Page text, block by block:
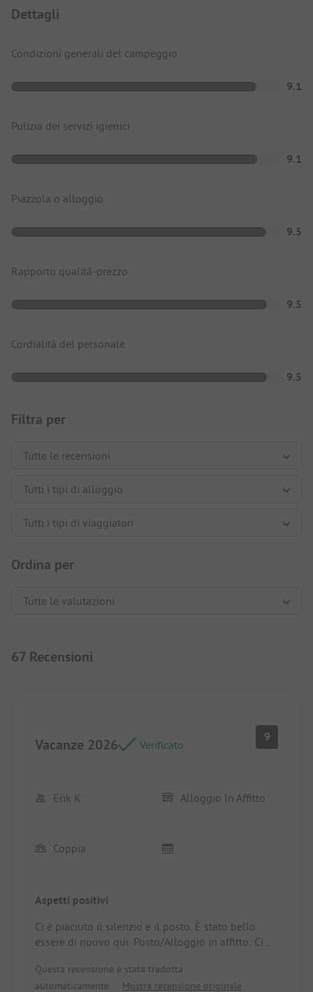
Dettagli
Condizioni generali del campeggio
9.1
Pulizia dei servizi igienici
9.1
Piazzola o alloggio
9.5
Rapporto qualità-prezzo
9.5
Cordialità del personale
9.5
Filtra per
Ordina per
67 Recensioni
Vacanze 2026 Verificato
9
Erik K Alloggio In Affitto
Coppia
Aspetti positivi
Ci è piaciuto il silenzio e il posto. È stato bello
essere di nuovo qui. Posto/Alloggio in affitto: Ci è
Questa recensione è stata tradotta
automaticamente.
Mostra recensione originale